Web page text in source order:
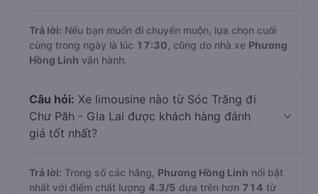
Trả lời: Nếu bạn muốn đi chuyến muộn, lựa chọn cuối
cùng trong ngày là lúc 17:30 , cũng do nhà xe Phương
Hồng Linh vận hành.
Câu hỏi: Xe limousine nào từ Sóc Trăng đi
Chư Păh - Gia Lai được khách hàng đánh
giá tốt nhất?
Trả lời: Trong số các hãng, Phương Hồng Linh nổi bật
nhất với điểm chất lượng 4.3/5 dựa trên hơn 714 từ